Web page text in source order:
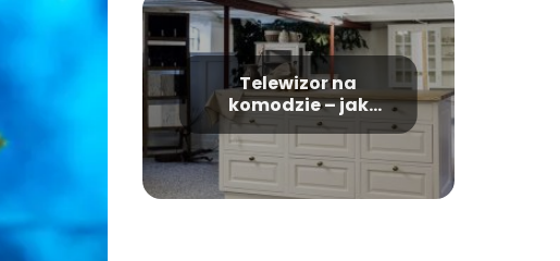
Telewizor na
komodzie – jak
wybrać idealny
mebel?